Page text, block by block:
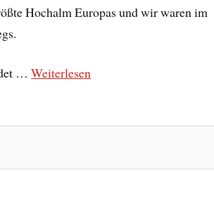
Hochalm Europas und wir waren im
…Weiterlesen